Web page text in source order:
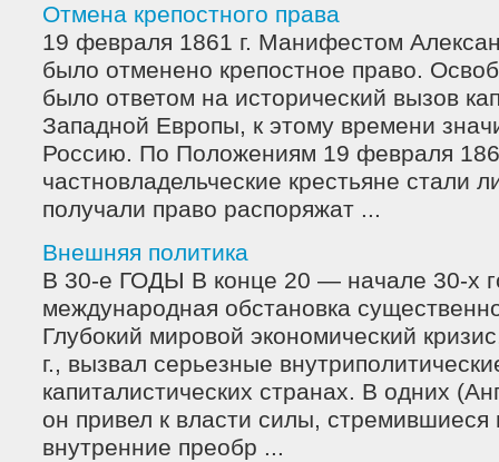
Отмена крепостного права
19 февраля 1861 г. Манифестом
было отменено крепостное право.
было ответом на исторический вызов
Западной Европы, к этому времени
Россию. По Положениям 19 февраля
частновладельческие крестьяне стали
получали право распоряжат ...
Внешняя политика
В 30-е ГОДЫ В конце 20 — начале 30-х
международная обстановка
Глубокий мировой экономический
г., вызвал серьезные
капиталистических странах. В одних
он привел к власти силы,
внутренние преобр ...